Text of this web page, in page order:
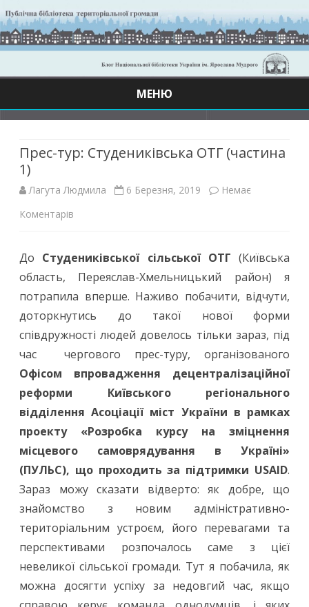
МЕНЮ
Прес-тур: Студениківська ОТГ (частина
1)
Лагута Людмила 6 Березня, 2019
Немає
Коментарів
тур:
Студениківська
(частина
1)
До Студениківської сільської ОТГ (Київська
область, Переяслав-Хмельницький район) я
потрапила вперше. Наживо побачити, відчути,
доторкнутись до такої нової форми
співдружності людей довелось тільки зараз, під
час чергового прес-туру, організованого
Офісом впровадження децентралізаційної
реформи Київського регіонального
відділення Асоціації міст України в рамках
проекту «Розробка курсу на зміцнення
місцевого самоврядування в Україні»
(ПУЛЬС), що проходить за підтримки USAID.
Зараз можу сказати відверто: як добре, що
знайомство з новим адміністративно-
територіальним устроєм, його перевагами та
перспективами розпочалось саме з цієї
невеликої сільської громади. Тут я побачила, як
можна досягти успіху за недовгий час, якщо